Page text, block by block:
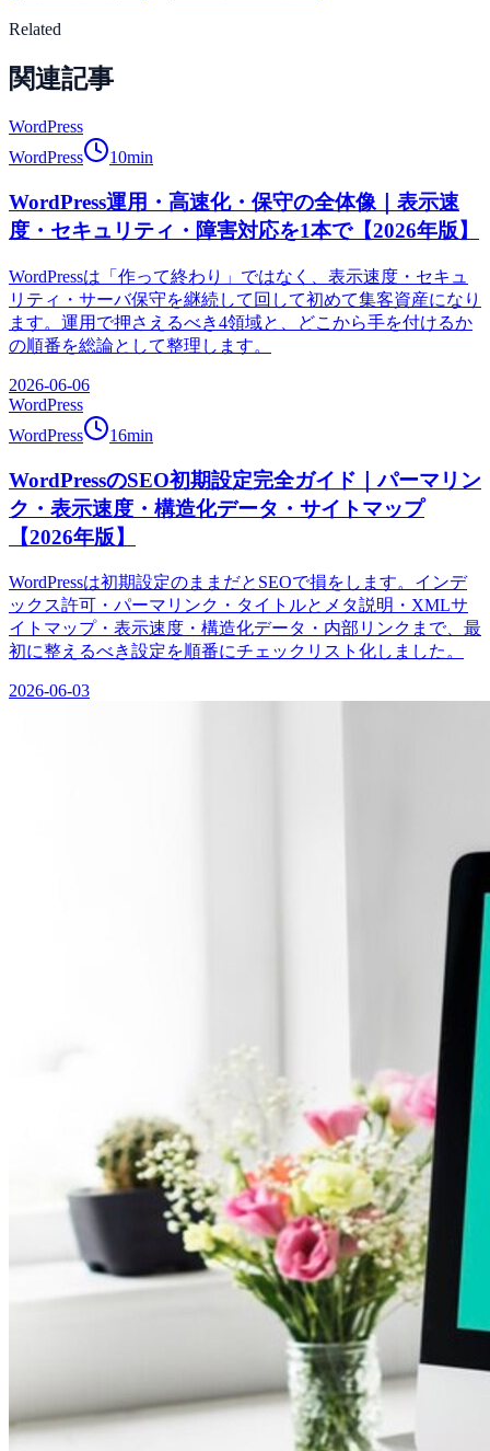
Related
関連記事
WordPress
WordPress
10min
WordPress運用・高速化・保守の全体像｜表示速
度・セキュリティ・障害対応を1本で【2026年版】
WordPressは「作って終わり」ではなく、表示速度・セキュ
リティ・サーバ保守を継続して回して初めて集客資産になり
ます。運用で押さえるべき4領域と、どこから手を付けるか
の順番を総論として整理します。
2026-06-06
WordPress
WordPress
16min
WordPressのSEO初期設定完全ガイド｜パーマリン
ク・表示速度・構造化データ・サイトマップ
【2026年版】
WordPressは初期設定のままだとSEOで損をします。インデ
ックス許可・パーマリンク・タイトルとメタ説明・XMLサ
イトマップ・表示速度・構造化データ・内部リンクまで、最
初に整えるべき設定を順番にチェックリスト化しました。
2026-06-03